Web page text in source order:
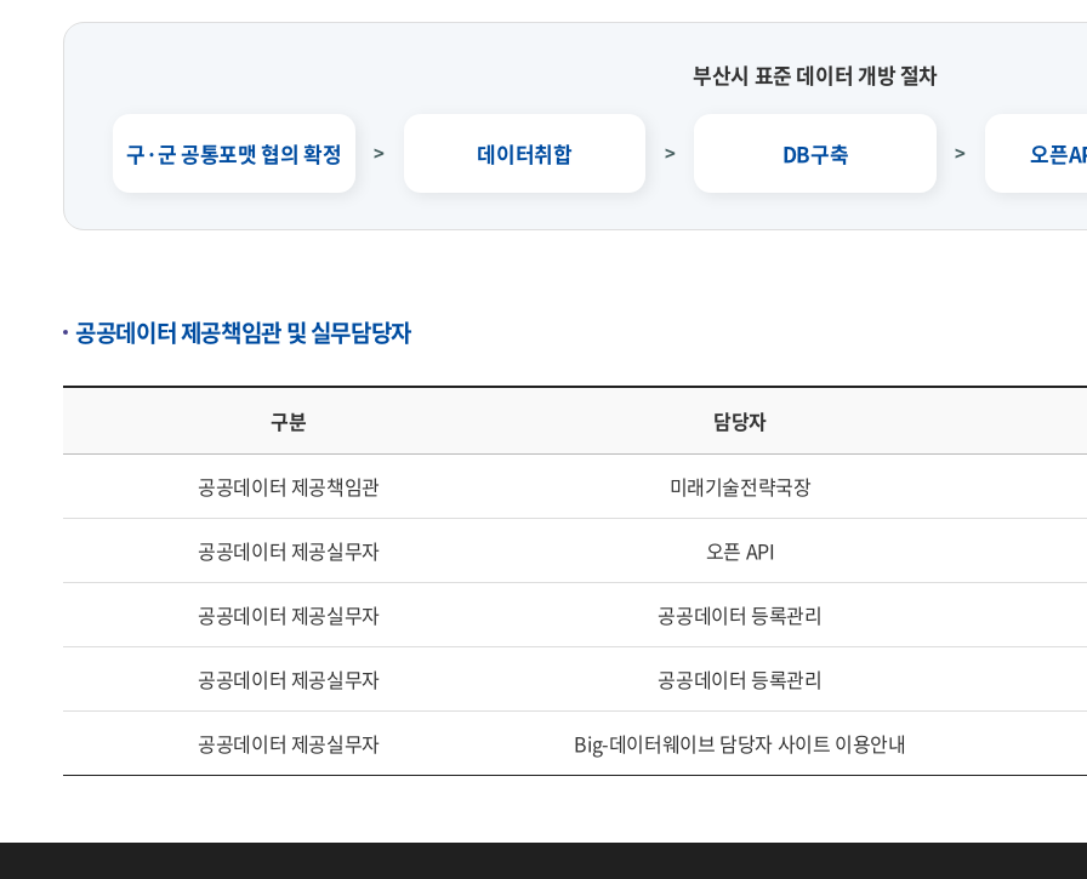
부산시 표준 데이터 개방 절차
구·군 공통포맷 협의 확정 데이터취합 DB구축 오픈
공공데이터 제공책임관 및 실무담당자
구분 담당자
공공데이터 제공책임관 미래기술전략국장
공공데이터 제공실무자 오픈 API
공공데이터 제공실무자 공공데이터 등록관리
공공데이터 제공실무자 공공데이터 등록관리
공공데이터 제공실무자 Big-데이터웨이브 담당자 사이트 이용안내